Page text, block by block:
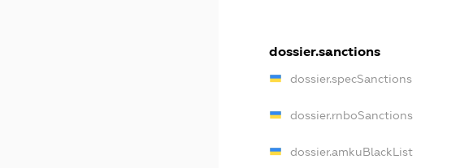
dossier.sanctions
dossier.specSanctions
dossier.rnboSanctions
dossier.amkuBlackList